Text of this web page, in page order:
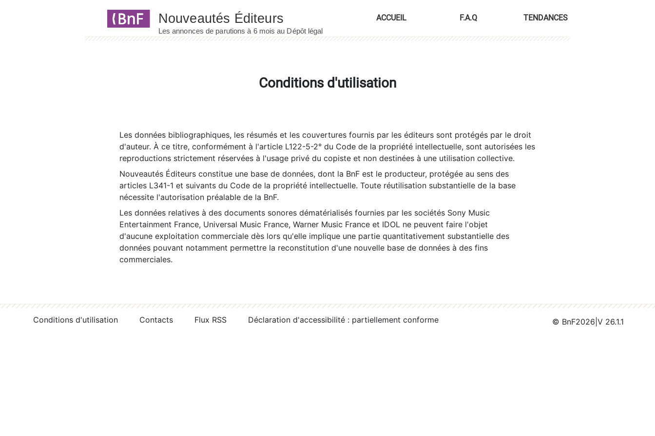
ACCUEIL F.A.Q TENDANCES
Conditions d'utilisation
Les données bibliographiques, les résumés et les couvertures fournis par les éditeurs sont protégés par le droit
d'auteur. À ce titre, conformément à l'article L122-5-2° du Code de la propriété intellectuelle, sont autorisées les
reproductions strictement réservées à l'usage privé du copiste et non destinées à une utilisation collective.
Nouveautés Éditeurs constitue une base de données, dont la BnF est le producteur, protégée au sens des
articles L341-1 et suivants du Code de la propriété intellectuelle. Toute réutilisation substantielle de la base
nécessite l'autorisation préalable de la BnF.
Les données relatives à des documents sonores dématérialisés fournies par les sociétés Sony Music
Entertainment France, Universal Music France, Warner Music France et IDOL ne peuvent faire l'objet
d'aucune exploitation commerciale dès lors qu'elle implique une partie quantitativement substantielle des
données pouvant notamment permettre la reconstitution d'une nouvelle base de données à des fins
commerciales.
Conditions d'utilisation Contacts Flux RSS Déclaration d'accessibilité : partiellement conforme © BnF2026 V 26.1.1